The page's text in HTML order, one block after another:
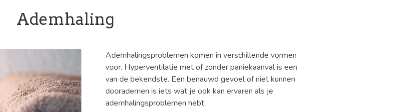
Ademhaling
Ademhalingsproblemen komen in verschillende vormen
voor. Hyperventilatie met of zonder paniekaanval is een
van de bekendste. Een benauwd gevoel of niet kunnen
doorademen is iets wat je ook kan ervaren als je
ademhalingsproblemen hebt.